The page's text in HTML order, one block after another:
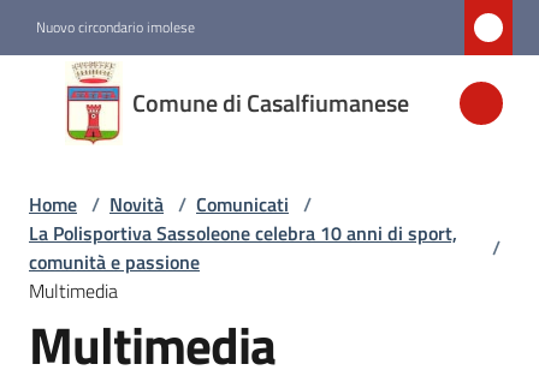
Nuovo circondario imolese
Comune di Casalfiumanese
Comune di
Casalfiumanese
Amministrazione
Novità
Home / Novità / Comunicati /
La Polisportiva Sassoleone celebra 10 anni di sport,
comunità e passione
/
Multimedia
Multimedia